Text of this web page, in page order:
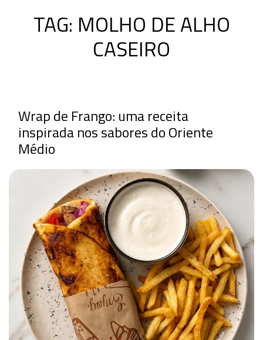
TAG: MOLHO DE ALHO
CASEIRO
Wrap de Frango: uma receita
inspirada nos sabores do Oriente
Médio